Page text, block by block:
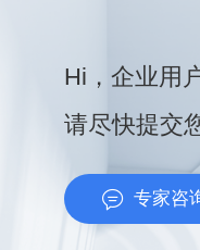
Hi，企业用
请尽快提交
专家咨